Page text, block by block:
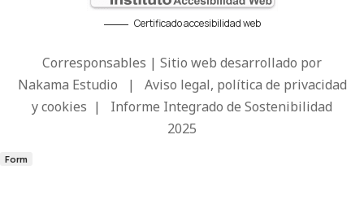
Certificado accesibilidad web
Corresponsables | Sitio web desarrollado por
Nakama Estudio | Aviso legal, política de privacidad
y cookies | Informe Integrado de Sostenibilidad
2025
Form